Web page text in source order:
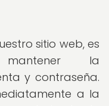
sitio web, es
la
y contraseña.
a la